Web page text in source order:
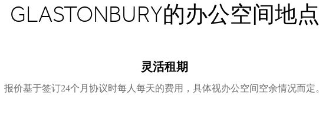
GLASTONBURY的办公空间地点
灵活租期
报价基于签订24个月协议时每人每天的费用，具体视办公空间空余情况而定。